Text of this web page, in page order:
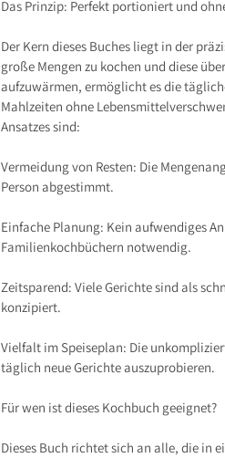
Das Prinzip: Perfekt portioniert und
Der Kern dieses Buches liegt in der
große Mengen zu kochen und diese
aufzuwärmen, ermöglicht es die
Mahlzeiten ohne
Ansatzes sind:
Vermeidung von Resten: Die
Person abgestimmt.
Einfache Planung: Kein aufwendiges
Familienkochbüchern notwendig.
Zeitsparend: Viele Gerichte sind als
konzipiert.
Vielfalt im Speiseplan: Die
täglich neue Gerichte auszuprobieren.
Für wen ist dieses Kochbuch geeignet?
Dieses Buch richtet sich an alle, die in